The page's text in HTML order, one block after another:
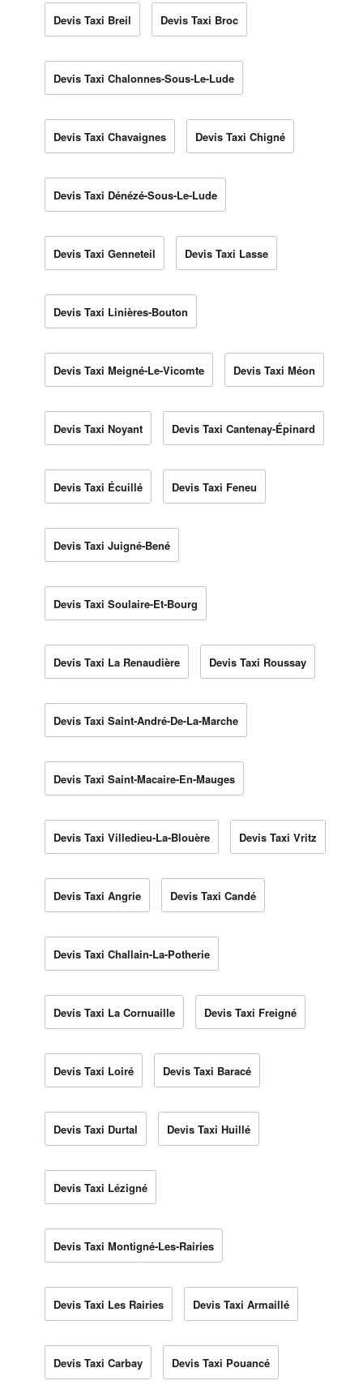
Devis Taxi Breil Devis Taxi Broc
Devis Taxi Chalonnes-Sous-Le-Lude
Devis Taxi Chavaignes Devis Taxi Chigné
Devis Taxi Dénézé-Sous-Le-Lude
Devis Taxi Genneteil Devis Taxi Lasse
Devis Taxi Linières-Bouton
Devis Taxi Meigné-Le-Vicomte Devis Taxi Méon
Devis Taxi Noyant Devis Taxi Cantenay-Épinard
Devis Taxi Écuillé Devis Taxi Feneu
Devis Taxi Juigné-Bené
Devis Taxi Soulaire-Et-Bourg
Devis Taxi La Renaudière Devis Taxi Roussay
Devis Taxi Saint-André-De-La-Marche
Devis Taxi Saint-Macaire-En-Mauges
Devis Taxi Villedieu-La-Blouère Devis Taxi Vritz
Devis Taxi Angrie Devis Taxi Candé
Devis Taxi Challain-La-Potherie
Devis Taxi La Cornuaille Devis Taxi Freigné
Devis Taxi Loiré Devis Taxi Baracé
Devis Taxi Durtal Devis Taxi Huillé
Devis Taxi Lézigné
Devis Taxi Montigné-Les-Rairies
Devis Taxi Les Rairies Devis Taxi Armaillé
Devis Taxi Carbay Devis Taxi Pouancé